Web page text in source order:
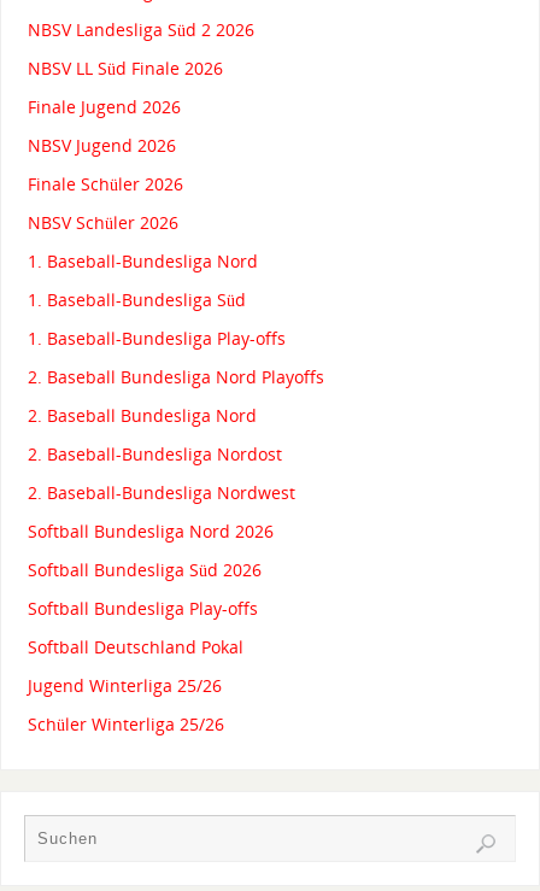
NBSV Landesliga Süd 2 2026
NBSV LL Süd Finale 2026
Finale Jugend 2026
NBSV Jugend 2026
Finale Schüler 2026
NBSV Schüler 2026
1. Baseball-Bundesliga Nord
1. Baseball-Bundesliga Süd
1. Baseball-Bundesliga Play-offs
2. Baseball Bundesliga Nord Playoffs
2. Baseball Bundesliga Nord
2. Baseball-Bundesliga Nordost
2. Baseball-Bundesliga Nordwest
Softball Bundesliga Nord 2026
Softball Bundesliga Süd 2026
Softball Bundesliga Play-offs
Softball Deutschland Pokal
Jugend Winterliga 25/26
Schüler Winterliga 25/26